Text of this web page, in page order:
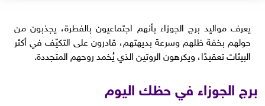
يعرف مواليد برج الجوزاء بأنهم اجتماعيون بالفطرة، يجذبون من
حولهم بخفة ظلهم وسرعة بديهتهم، قادرون على التكيّف في أكثر
البيئات تعقيدًا، ويكرهون الروتين الذي يُخمد روحهم المتجددة.
برج الجوزاء في حظك اليوم